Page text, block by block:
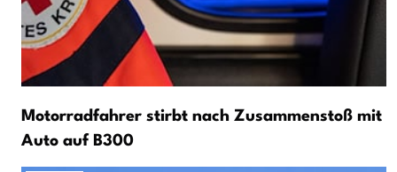
Motorradfahrer stirbt nach Zusammenstoß mit
Auto auf B300